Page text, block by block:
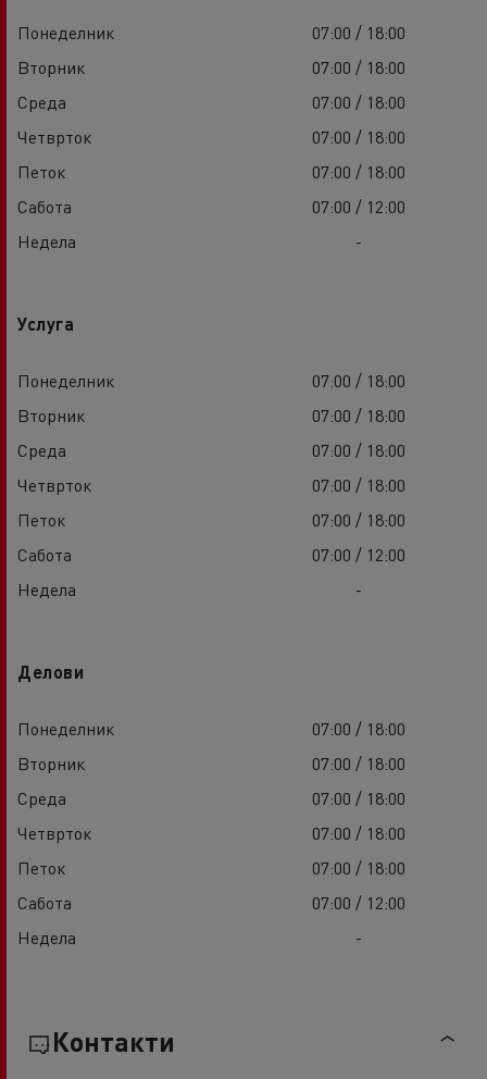
Понеделник
07:00 / 18:00
Вторник
07:00 / 18:00
Среда
07:00 / 18:00
Четврток
07:00 / 18:00
Петок
07:00 / 18:00
Сабота
07:00 / 12:00
Недела
-
Услуга
Понеделник
07:00 / 18:00
Вторник
07:00 / 18:00
Среда
07:00 / 18:00
Четврток
07:00 / 18:00
Петок
07:00 / 18:00
Сабота
07:00 / 12:00
Недела
-
Делови
Понеделник
07:00 / 18:00
Вторник
07:00 / 18:00
Среда
07:00 / 18:00
Четврток
07:00 / 18:00
Петок
07:00 / 18:00
Сабота
07:00 / 12:00
Недела
-
Контакти